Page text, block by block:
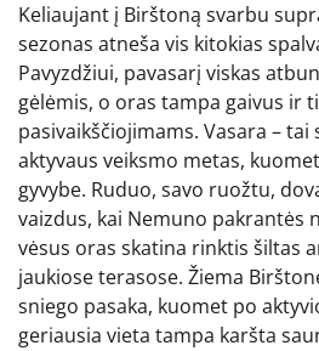
Keliaujant į Birštoną svarbu
sezonas atneša vis kitokias
Pavyzdžiui, pavasarį viskas
gėlėmis, o oras tampa gaivus ir
pasivaikščiojimams. Vasara – tai
aktyvaus veiksmo metas,
gyvybe. Ruduo, savo ruožtu,
vaizdus, kai Nemuno pakrantės
vėsus oras skatina rinktis šiltas
jaukiose terasose. Žiema
sniego pasaka, kuomet po
geriausia vieta tampa karšta